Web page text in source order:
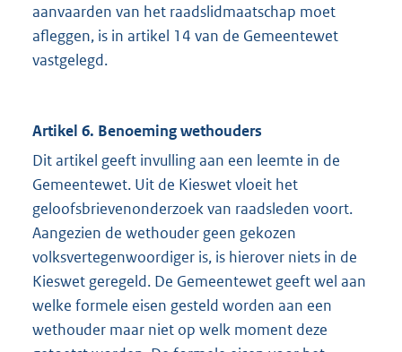
aanvaarden van het raadslidmaatschap moet
afleggen, is in artikel 14 van de Gemeentewet
vastgelegd.
Artikel 6. Benoeming wethouders
Dit artikel geeft invulling aan een leemte in de
Gemeentewet. Uit de Kieswet vloeit het
geloofsbrievenonderzoek van raadsleden voort.
Aangezien de wethouder geen gekozen
volksvertegenwoordiger is, is hierover niets in de
Kieswet geregeld. De Gemeentewet geeft wel aan
welke formele eisen gesteld worden aan een
wethouder maar niet op welk moment deze